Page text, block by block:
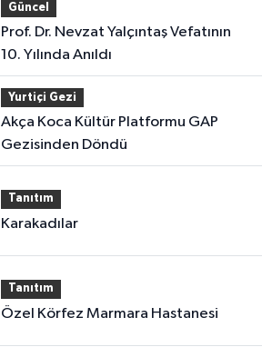
Güncel
Prof. Dr. Nevzat Yalçıntaş Vefatının
10. Yılında Anıldı
Yurtiçi Gezi
Akça Koca Kültür Platformu GAP
Gezisinden Döndü
Tanıtım
Karakadılar
Tanıtım
Özel Körfez Marmara Hastanesi